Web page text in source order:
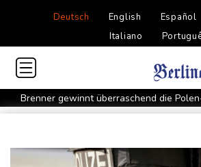
Deutsch English Español
Italiano
Brenner gewinnt überraschend die
Papst fordert humanitäre Korridore im
Überragender Zoma schießt Nürnberg